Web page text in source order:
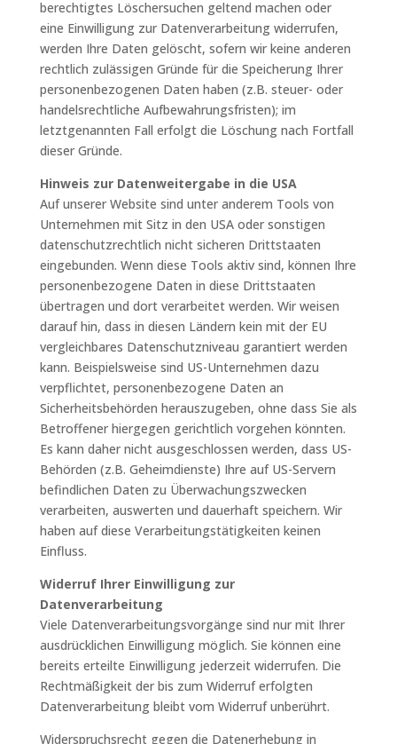
berechtigtes Löschersuchen geltend machen oder
eine Einwilligung zur Datenverarbeitung widerrufen,
werden Ihre Daten gelöscht, sofern wir keine anderen
rechtlich zulässigen Gründe für die Speicherung Ihrer
personenbezogenen Daten haben (z.B. steuer- oder
handelsrechtliche Aufbewahrungsfristen); im
letztgenannten Fall erfolgt die Löschung nach Fortfall
dieser Gründe.
Hinweis zur Datenweitergabe in die USA
Auf unserer Website sind unter anderem Tools von
Unternehmen mit Sitz in den USA oder sonstigen
datenschutzrechtlich nicht sicheren Drittstaaten
eingebunden. Wenn diese Tools aktiv sind, können Ihre
personenbezogene Daten in diese Drittstaaten
übertragen und dort verarbeitet werden. Wir weisen
darauf hin, dass in diesen Ländern kein mit der EU
vergleichbares Datenschutzniveau garantiert werden
kann. Beispielsweise sind US-Unternehmen dazu
verpflichtet, personenbezogene Daten an
Sicherheitsbehörden herauszugeben, ohne dass Sie als
Betroffener hiergegen gerichtlich vorgehen könnten.
Es kann daher nicht ausgeschlossen werden, dass US-
Behörden (z.B. Geheimdienste) Ihre auf US-Servern
befindlichen Daten zu Überwachungszwecken
verarbeiten, auswerten und dauerhaft speichern. Wir
haben auf diese Verarbeitungstätigkeiten keinen
Einfluss.
Widerruf Ihrer Einwilligung zur
Datenverarbeitung
Viele Datenverarbeitungsvorgänge sind nur mit Ihrer
ausdrücklichen Einwilligung möglich. Sie können eine
bereits erteilte Einwilligung jederzeit widerrufen. Die
Rechtmäßigkeit der bis zum Widerruf erfolgten
Datenverarbeitung bleibt vom Widerruf unberührt.
Widerspruchsrecht gegen die Datenerhebung in